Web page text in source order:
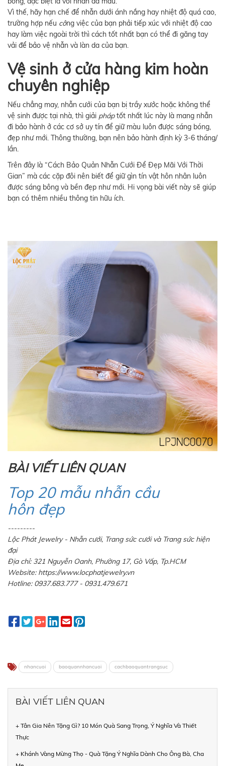
Vì thế, hãy hạn chế để nhẫn dưới ánh nắng hay nhiệt độ quá cao,
trường hợp nếu công việc của bạn phải tiếp xúc với nhiệt độ cao
hay làm việc ngoài trời thì cách tốt nhất bạn có thể đi găng tay
vải để bảo vệ nhẫn và làn da của bạn.
Vệ sinh ở cửa hàng kim hoàn
chuyên nghiệp
Nếu chẳng may, nhẫn cưới của bạn bị trầy xước hoặc không thể
vệ sinh được tại nhà, thì giải pháptốt nhất lúc này là mang nhẫn
đi bảo hành ở các cơ sở uy tín để giữ màu luôn được sáng bóng,
đẹp như mới. Thông thường, bạn nên bảo hành định kỳ 3-6 tháng/
lần.
Trên đây là “Cách Bảo Quản Nhẫn Cưới Để Đẹp Mãi Với Thời
Gian” mà các cặp đôi nên biết để giữ gìn tín vật hôn nhân luôn
được sáng bông và bền đẹp như mới. Hi vọng bài viết này sẽ giúp
bạn có thêm nhiều thông tin hữu ích.
BÀI VIẾT LIÊN QUAN
Top 20 mẫu nhẫn cầu
hôn đẹp
---------
Lộc Phát Jewelry - Nhẫn cưới, Trang sức cưới và Trang sức hiện
đại
Địa chỉ: 321 Nguyễn Oanh, Phường 17, Gò Vấp, Tp.HCM
Website: https://www.locphatjewelry.vn
Hotline: 0937.683.777 - 0931.479.671
nhancuoi baoquannhancuoi cachbaoquantrangsuc
BÀI VIẾT LIÊN QUAN
+ Tân Gia Nên Tặng Gì? 10 Món Quà Sang Trọng, Ý Nghĩa Và Thiết
Thực
+ Khánh Vàng Mừng Thọ - Quà Tặng Ý Nghĩa Dành Cho Ông Bà, Cha